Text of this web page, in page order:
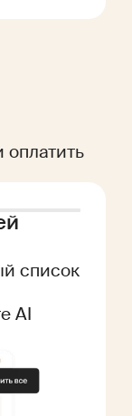
список
AI